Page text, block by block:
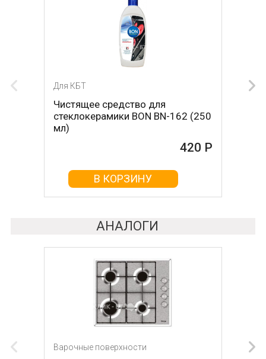
Для КБТ
Чистящее средство для
стеклокерамики BON BN-162 (250
мл)
420 Р
В КОРЗИНУ
Для КБТ
Скребок для ухода за
стеклокерамикой BON BN-603
В КОРЗИНУ
АНАЛОГИ
Варочные поверхности
Варочные поверхности